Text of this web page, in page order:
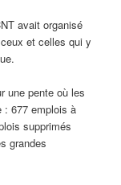
avait organisé
et celles qui y
une pente où les
: 677 emplois à
supprimés
grandes